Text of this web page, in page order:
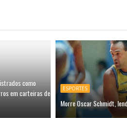
como
em carteiras de
ESPORTES
Morre Oscar Schmidt,